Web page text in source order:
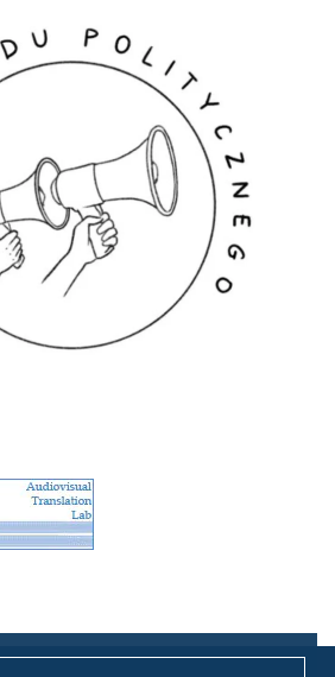
Leaflet|©OpenStreetMapcontributors